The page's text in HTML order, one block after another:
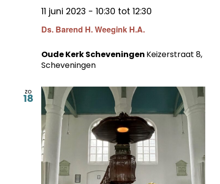
Ds. Barend H. Weegink H.A.
11 juni 2023 - 10:30 tot 12:30
Oude Kerk Scheveningen Keizerstraat 8,
Scheveningen
zo
18